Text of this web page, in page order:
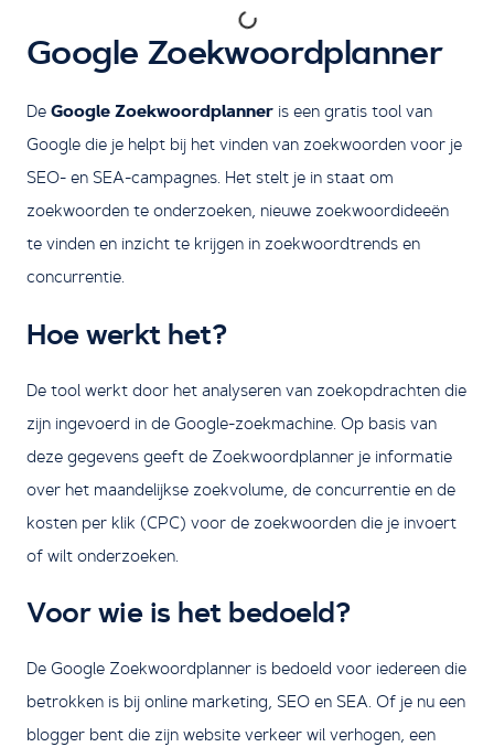
Google Zoekwoordplanner
De Google Zoekwoordplanner is een gratis tool van
Google die je helpt bij het vinden van zoekwoorden voor je
SEO- en SEA-campagnes. Het stelt je in staat om
zoekwoorden te onderzoeken, nieuwe zoekwoordideeën
te vinden en inzicht te krijgen in zoekwoordtrends en
concurrentie.
Hoe werkt het?
De tool werkt door het analyseren van zoekopdrachten die
zijn ingevoerd in de Google-zoekmachine. Op basis van
deze gegevens geeft de Zoekwoordplanner je informatie
over het maandelijkse zoekvolume, de concurrentie en de
kosten per klik (CPC) voor de zoekwoorden die je invoert
of wilt onderzoeken.
Voor wie is het bedoeld?
De Google Zoekwoordplanner is bedoeld voor iedereen die
betrokken is bij online marketing, SEO en SEA. Of je nu een
blogger bent die zijn website verkeer wil verhogen, een